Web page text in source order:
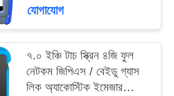
যোগাযোগ
৭.০ ইঞ্চি টাচ স্ক্রিন ৪জি ফুল
নেটকম জিপিএস / বেইডু গ্যাস
লিক অ্যাকোস্টিক ইমেজার